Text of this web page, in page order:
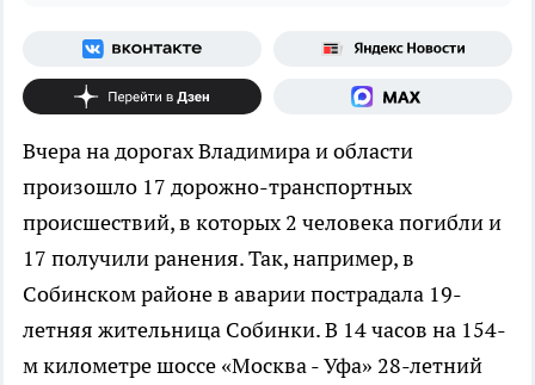
Вчера на дорогах Владимира и области
произошло 17 дорожно-транспортных
происшествий, в которых 2 человека погибли и
17 получили ранения. Так, например, в
Собинском районе в аварии пострадала 19-
летняя жительница Собинки. В 14 часов на 154-
м километре шоссе «Москва - Уфа» 28-летний